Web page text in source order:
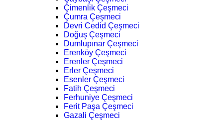
Çimenlik Çeşmeci
Çumra Çeşmeci
Devri Cedid Çeşmeci
Doğuş Çeşmeci
Dumlupınar Çeşmeci
Erenköy Çeşmeci
Erenler Çeşmeci
Erler Çeşmeci
Esenler Çeşmeci
Fatih Çeşmeci
Ferhuniye Çeşmeci
Ferit Paşa Çeşmeci
Gazali Çeşmeci